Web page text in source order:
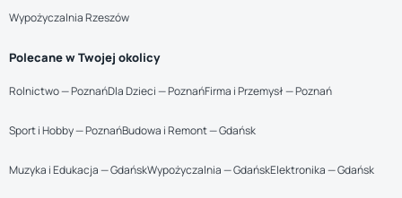
Wypożyczalnia Rzeszów
Polecane w Twojej okolicy
Rolnictwo — PoznańDla Dzieci — PoznańFirma i Przemysł — Poznań
Sport i Hobby — PoznańBudowa i Remont — Gdańsk
Muzyka i Edukacja — GdańskWypożyczalnia — GdańskElektronika — Gdańsk